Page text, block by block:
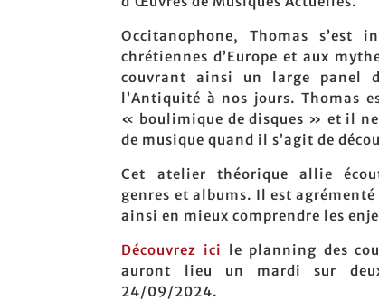
Occitanophone, Thomas s’est
chrétiennes d’Europe et aux
couvrant ainsi un large panel
l’Antiquité à nos jours. Thomas
« boulimique de disques » et il ne
de musique quand il s’agit de
Cet atelier théorique allie
genres et albums. Il est
ainsi en mieux comprendre les
Découvrez ici le planning des
auront lieu un mardi sur
24/09/2024.